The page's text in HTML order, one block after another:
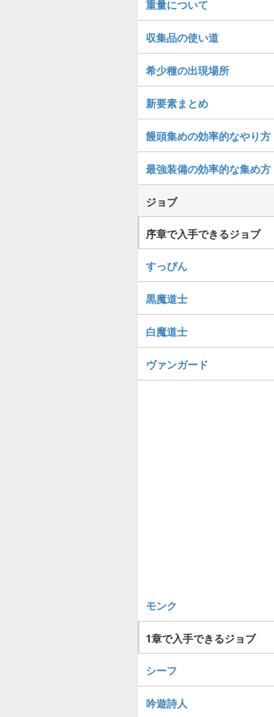
重量について
収集品の使い道
希少種の出現場所
新要素まとめ
饅頭集めの効率的なやり方
最強装備の効率的な集め方
ジョブ
序章で入手できるジョブ
すっぴん
黒魔道士
白魔道士
ヴァンガード
モンク
1章で入手できるジョブ
シーフ
吟遊詩人